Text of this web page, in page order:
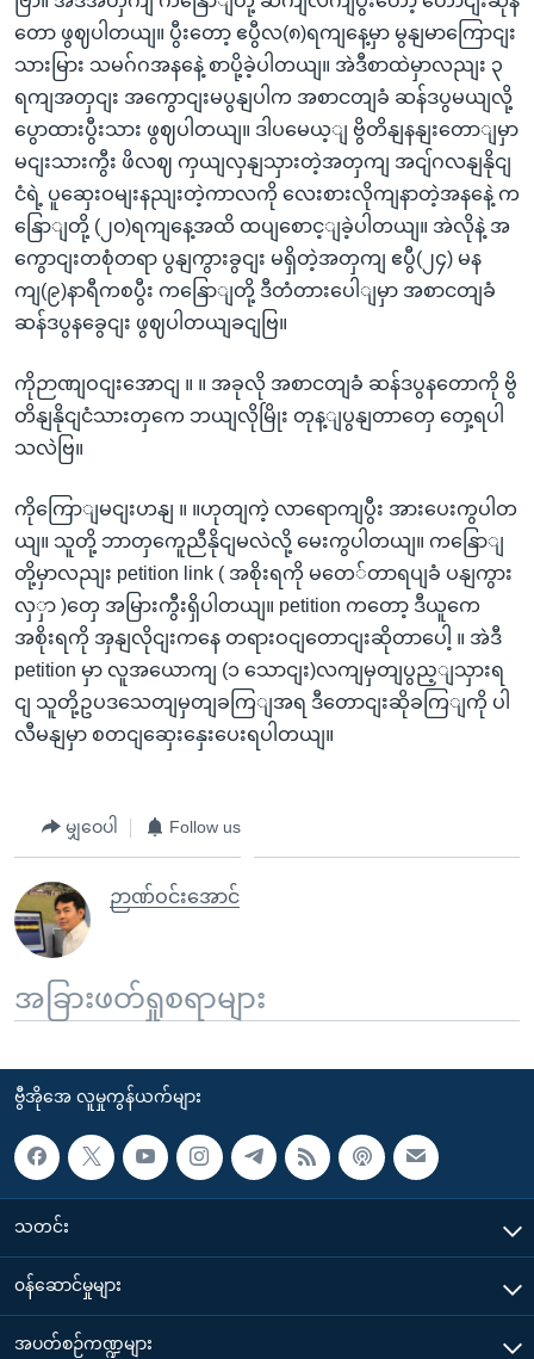
တော ဖွဈပါတယျ။ ပွီးတော့ ဧပွီလ(၈)ရကျနေ့မှာ မွနျမာကြောငျး
သားမြား သမဂ်ဂအနနေဲ့ စာပို့ခဲ့ပါတယျ။ အဲဒီစာထဲမှာလညျး ၃
ရကျအတှငျး အကွောငျးမပွနျပါက အစာငတျခံ ဆန်ဒပွမယျလို့
ပွောထားပွီးသား ဖွဈပါတယျ။ ဒါပမေယ့ျ ဗွိတိနျနနျးတောျမှာ
မငျးသားကွီး ဖိလဈ ကှယျလှနျသှားတဲ့အတှကျ အငျ်ဂလနျနိုငျ
ငံရဲ့ ပူဆှေးဝမျးနညျးတဲ့ကာလကို လေးစားလိုကျနာတဲ့အနနေဲ့ က
နြောျတို့ (၂၀)ရကျနေ့အထိ ထပျစောင့ျခဲ့ပါတယျ။ အဲလိုနဲ့ အ
ကွောငျးတစုံတရာ ပွနျကွားခွငျး မရှိတဲ့အတှကျ ဧပွီ(၂၄) မန
ကျ(၉)နာရီကစပွီး ကနြောျတို့ ဒီတံတားပေါျမှာ အစာငတျခံ
ဆန်ဒပွနခွေငျး ဖွဈပါတယျခငျဗြ။
ကိုဉာဏျဝငျးအောငျ ။ ။ အခုလို အစာငတျခံ ဆန်ဒပွနတောကို ဗွိ
တိနျနိုငျငံသားတှကေ ဘယျလိုမြိုး တုန့ျပွနျတာတှေ တှေ့ရပါ
သလဲဗြ။
ကိုကြောျမငျးဟနျ ။ ။ဟုတျကဲ့ လာရောကျပွီး အားပေးကွပါတ
ယျ။ သူတို့ ဘာတှကေူညီနိုငျမလဲလို့ မေးကွပါတယျ။ ကနြောျ
တို့မှာလညျး petition link ( အစိုးရကို မတေ်တာရပျခံ ပနျကွား
လှှာ )တှေ အမြားကွီးရှိပါတယျ။ petition ကတော့ ဒီယူကေ
အစိုးရကို အှနျလိုငျးကနေ တရားဝငျတောငျးဆိုတာပေါ့ ။ အဲဒီ
petition မှာ လူအယောကျ (၁ သောငျး)လကျမှတျပွည့ျသှားရ
ငျ သူတို့ဥပဒသေတျမှတျခကြျအရ ဒီတောငျးဆိုခကြျကို ပါ
လီမနျမှာ စတငျဆှေးနှေးပေးရပါတယျ။
မျှဝေပါ Follow us
ဉာဏ်ဝင်းအောင်
အခြားဖတ်ရှုစရာများ
ဗွီအိုအေ လူမှုကွန်ယက်များ
သတင်း
၀န်ဆောင်မှုများ
အပတ်စဉ်ကဏ္ဍများ